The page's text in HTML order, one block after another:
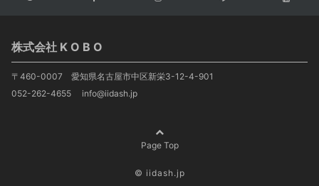
株式会社 K O B O
〒460-0007 愛知県名古屋市中区新栄3-12-4-901
052-262-4655 info@iidash.jp
Page Top
© iidash.jp